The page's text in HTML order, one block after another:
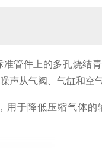
管件上的多孔烧结
声从气阀、气缸和空
用于降低压缩气体